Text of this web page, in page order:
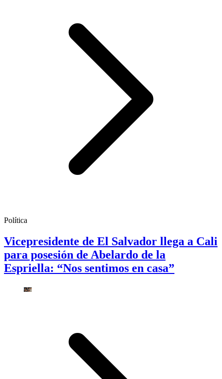
Política
Vicepresidente de El Salvador llega a Cali
para posesión de Abelardo de la
Espriella: “Nos sentimos en casa”